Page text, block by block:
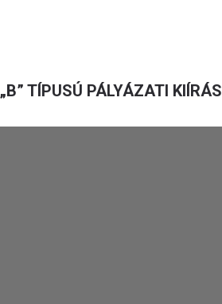
„B” TÍPUSÚ PÁLYÁZATI KIÍRÁS